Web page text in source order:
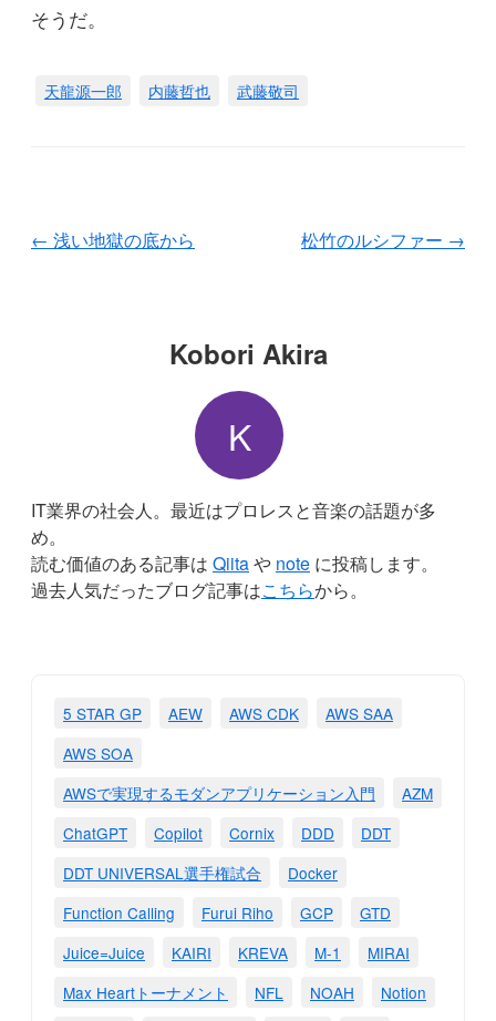
そうだ。
天龍源一郎 内藤哲也 武藤敬司
← 浅い地獄の底から 松竹のルシファー →
Kobori Akira
K
IT業界の社会人。最近はプロレスと音楽の話題が多
め。
読む価値のある記事は Qiitaや note に投稿します。
過去人気だったブログ記事はこちらから。
5 STAR GP AEW AWS CDK
AWS SAA
AWS SOA
AWSで実現するモダンアプリケーション入門
AZM
ChatGPT
Copilot Cornix DDD
DDT
DDT UNIVERSAL選手権試合
Docker
Function Calling
Furui Riho GCP
GTD
Juice=Juice
KAIRI KREVA M-1
MIRAI
Max Heartトーナメント
NFL NOAH Notion